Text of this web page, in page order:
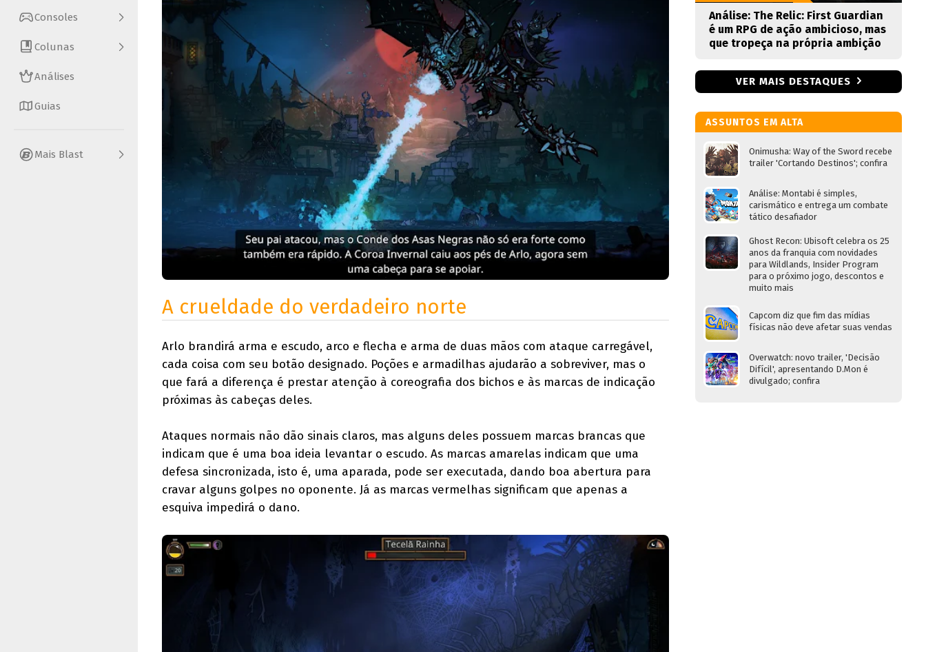
Consoles
Colunas
Análises
Guias
Mais Blast
A crueldade do verdadeiro norte
Arlo brandirá arma e escudo, arco e flecha e arma de duas mãos com ataque carregável,
cada coisa com seu botão designado. Poções e armadilhas ajudarão a sobreviver, mas o
que fará a diferença é prestar atenção à coreografia dos bichos e às marcas de indicação
próximas às cabeças deles.
Ataques normais não dão sinais claros, mas alguns deles possuem marcas brancas que
indicam que é uma boa ideia levantar o escudo. As marcas amarelas indicam que uma
defesa sincronizada, isto é, uma aparada, pode ser executada, dando boa abertura para
cravar alguns golpes no oponente. Já as marcas vermelhas significam que apenas a
esquiva impedirá o dano.
Análise: The Relic: First Guardian
é um RPG de ação ambicioso, mas
que tropeça na própria ambição
VER MAIS DESTAQUES
ASSUNTOS EM ALTA
Onimusha: Way of the Sword recebe
trailer 'Cortando Destinos'; confira
Análise: Montabi é simples,
carismático e entrega um combate
tático desafiador
Ghost Recon: Ubisoft celebra os 25
anos da franquia com novidades
para Wildlands, Insider Program
para o próximo jogo, descontos e
muito mais
Capcom diz que fim das mídias
físicas não deve afetar suas vendas
Overwatch: novo trailer, 'Decisão
Difícil', apresentando D.Mon é
divulgado; confira